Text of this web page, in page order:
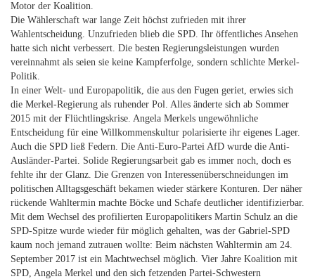
Motor der Koalition.
Die Wählerschaft war lange Zeit höchst zufrieden mit ihrer
Wahlentscheidung. Unzufrieden blieb die SPD. Ihr öffentliches Ansehen
hatte sich nicht verbessert. Die besten Regierungsleistungen wurden
vereinnahmt als seien sie keine Kampferfolge, sondern schlichte Merkel-
Politik.
In einer Welt- und Europapolitik, die aus den Fugen geriet, erwies sich
die Merkel-Regierung als ruhender Pol. Alles änderte sich ab Sommer
2015 mit der Flüchtlingskrise. Angela Merkels ungewöhnliche
Entscheidung für eine Willkommenskultur polarisierte ihr eigenes Lager.
Auch die SPD ließ Federn. Die Anti-Euro-Partei AfD wurde die Anti-
Ausländer-Partei. Solide Regierungsarbeit gab es immer noch, doch es
fehlte ihr der Glanz. Die Grenzen von Interessenüberschneidungen im
politischen Alltagsgeschäft bekamen wieder stärkere Konturen. Der näher
rückende Wahltermin machte Böcke und Schafe deutlicher identifizierbar.
Mit dem Wechsel des profilierten Europapolitikers Martin Schulz an die
SPD-Spitze wurde wieder für möglich gehalten, was der Gabriel-SPD
kaum noch jemand zutrauen wollte: Beim nächsten Wahltermin am 24.
September 2017 ist ein Machtwechsel möglich. Vier Jahre Koalition mit
SPD, Angela Merkel und den sich fetzenden Partei-Schwestern